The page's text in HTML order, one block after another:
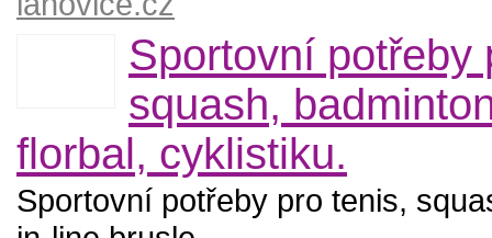
Sportovní potřeby
squash,
florbal, cyklistiku.
Sportovní potřeby pro tenis,